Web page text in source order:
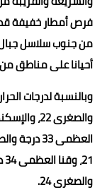
فرص أمطار خفيفة
من جنوب سلاسل جبال
أحيانا على مناطق
والصغرى 24.